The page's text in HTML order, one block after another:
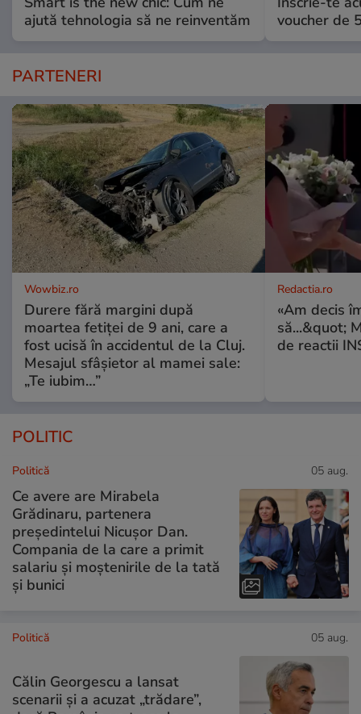
ajută tehnologia să ne reinventăm
voucher de
PARTENERI
Wowbiz.ro
Durere fără margini după
moartea fetiței de 9 ani, care a
fost ucisă în accidentul de la Cluj.
Mesajul sfâșietor al mamei sale:
„Te iubim…”
Redactia.ro
«Am decis
să...&quot;
de reactii
POLITIC
Politică 05 aug.
Ce avere are Mirabela
Grădinaru, partenera
președintelui Nicușor Dan.
Compania de la care a primit
salariu și moștenirile de la tată
și bunici
Politică 05 aug.
Călin Georgescu a lansat
scenarii și a acuzat „trădare”,